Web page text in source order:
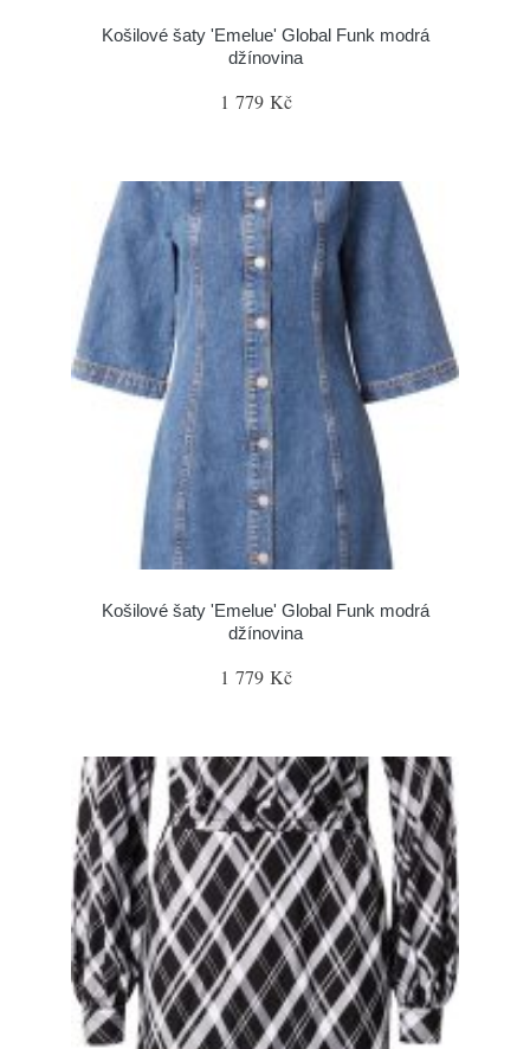
Košilové šaty 'Emelue' Global Funk modrá
džínovina
1 779 Kč
Košilové šaty 'Emelue' Global Funk modrá
džínovina
1 779 Kč